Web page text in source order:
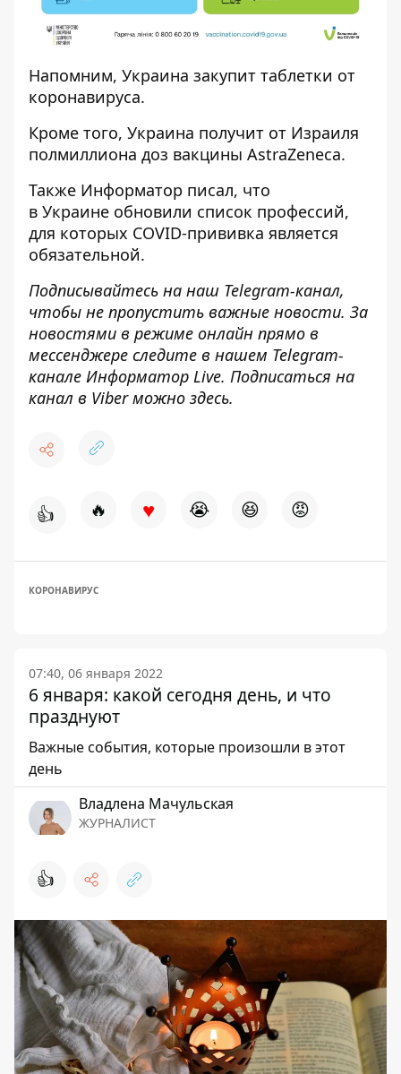
Напомним, Украина закупит таблетки от
коронавируса.
Кроме того, Украина получит от Израиля
полмиллиона доз вакцины AstraZeneca.
Также Информатор писал, что
в Украине обновили список профессий,
для которых COVID-прививка является
обязательной.
Подписывайтесь на наш Telegram-канал,
чтобы не пропустить важные новости. За
новостями в режиме онлайн прямо в
мессенджере следите в нашем Telegram-
канале Информатор Live. Подписаться на
канал в Viber можно здесь.
👍 🔥 ♥ 😭 😆 😡
КОРОНАВИРУС
07:40, 06 января 2022
6 января: какой сегодня день, и что
празднуют
Важные события, которые произошли в этот
день
Владлена Мачульская
ЖУРНАЛИСТ
👍